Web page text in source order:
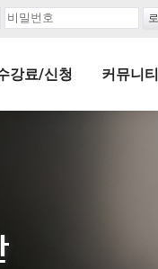
강료/신청 커뮤니티